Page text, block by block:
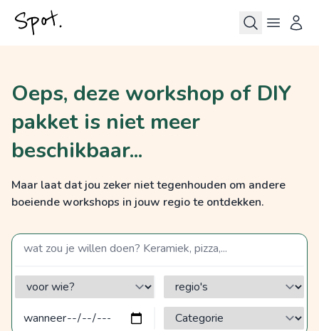
Oeps, deze workshop of DIY
pakket is niet meer
beschikbaar...
Maar laat dat jou zeker niet tegenhouden om andere
boeiende workshops in jouw regio te ontdekken.
zoek op een term
voor wie? regio's
Categorie?